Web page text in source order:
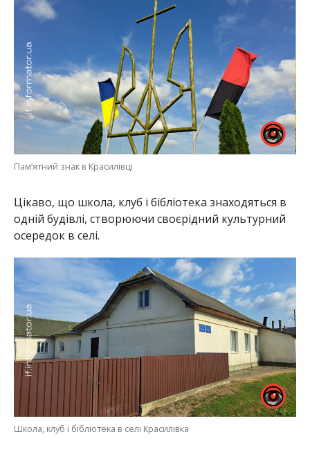
Пам’ятний знак в Красилівці
Цікаво, що школа, клуб і бібліотека знаходяться в
одній будівлі, створюючи своєрідний культурний
осередок в селі.
Школа, клуб і бібліотека в селі Красилівка